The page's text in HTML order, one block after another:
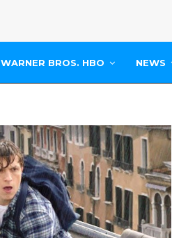
WARNER BROS. HBO NEWS